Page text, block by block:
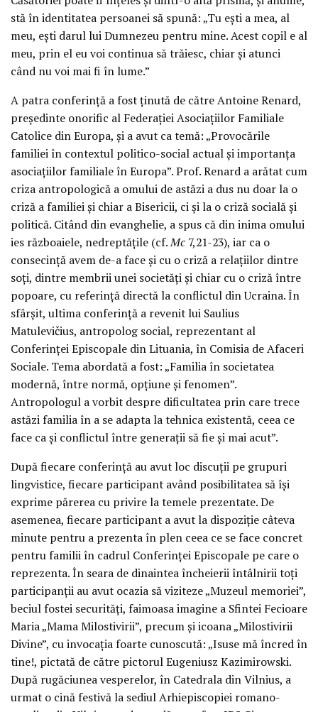
stă în identitatea persoanei să spună: „Tu ești a mea, al
meu, ești darul lui Dumnezeu pentru mine. Acest copil e al
meu, prin el eu voi continua să trăiesc, chiar și atunci
când nu voi mai fi în lume.”
A patra conferință a fost ținută de către Antoine Renard,
președinte onorific al Federației Asociațiilor Familiale
Catolice din Europa, și a avut ca temă: „Provocările
familiei în contextul politico-social actual și importanța
asociațiilor familiale în Europa”. Prof. Renard a arătat cum
criza antropologică a omului de astăzi a dus nu doar la o
criză a familiei și chiar a Bisericii, ci și la o criză socială și
politică. Citând din evanghelie, a spus că din inima omului
ies războaiele, nedreptățile (cf.Mc 7,21-23), iar ca o
consecință avem de-a face și cu o criză a relațiilor dintre
soți, dintre membrii unei societăți și chiar cu o criză între
popoare, cu referință directă la conflictul din Ucraina. În
sfârșit, ultima conferință a revenit lui Saulius
Matulevičius, antropolog social, reprezentant al
Conferinței Episcopale din Lituania, în Comisia de Afaceri
Sociale. Tema abordată a fost: „Familia în societatea
modernă, între normă, opțiune și fenomen”.
Antropologul a vorbit despre dificultatea prin care trece
astăzi familia în a se adapta la tehnica existentă, ceea ce
face ca și conflictul între generații să fie și mai acut”.
După fiecare conferință au avut loc discuții pe grupuri
lingvistice, fiecare participant având posibilitatea să își
exprime părerea cu privire la temele prezentate. De
asemenea, fiecare participant a avut la dispoziție câteva
minute pentru a prezenta în plen ceea ce se face concret
pentru familii în cadrul Conferinței Episcopale pe care o
reprezenta. În seara de dinaintea încheierii întâlnirii toți
participanții au avut ocazia să viziteze „Muzeul memoriei”,
beciul fostei securități, faimoasa imagine a Sfintei Fecioare
Maria „Mama Milostivirii”, precum și icoana „Milostivirii
Divine”, cu invocația foarte cunoscută: „Isuse mă încred în
tine!, pictată de către pictorul Eugeniusz Kazimirowski.
După rugăciunea vesperelor, în Catedrala din Vilnius, a
urmat o cină festivă la sediul Arhiepiscopiei romano-